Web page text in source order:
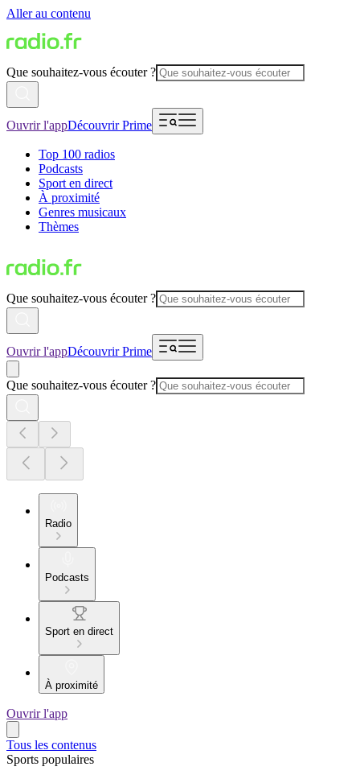
Aller au contenu
Que souhaitez-vous écouter ?
Ouvrir l'appDécouvrir Prime
Top 100 radios
Podcasts
Sport en direct
À proximité
Genres musicaux
Thèmes
Que souhaitez-vous écouter ?
Ouvrir l'appDécouvrir Prime
Que souhaitez-vous écouter ?
Radio
Podcasts
Sport en direct
À proximité
Ouvrir l'app
Tous les contenus
Sports populaires